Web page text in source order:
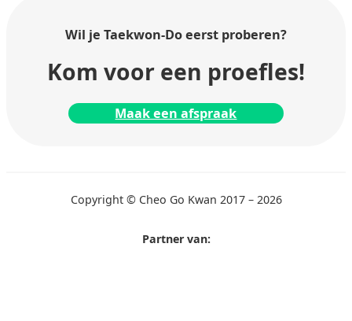
Wil je Taekwon-Doeerst proberen?
Kom voor een proefles!
Maak een afspraak
Copyright © Cheo Go Kwan 2017 – 2026
Partner van: